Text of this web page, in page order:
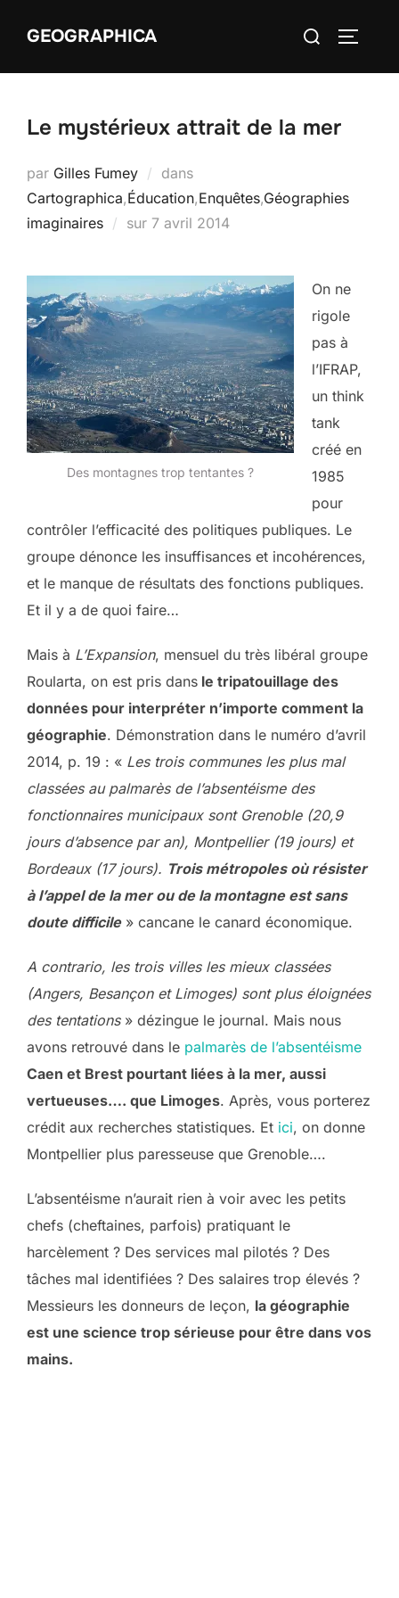
GEOGRAPHICA Rechercher :
Le mystérieux attrait de la mer
par Gilles Fumey
dans
Cartographica,Éducation,Enquêtes,Géographies
imaginaires
sur Publié
7 avril 2014
Des montagnes trop tentantes ?
On ne
rigole
pas à
l’IFRAP,
un think
tank
créé en
1985
pour
contrôler l’efficacité des politiques publiques. Le
groupe dénonce les insuffisances et incohérences,
et le manque de résultats des fonctions publiques.
Et il y a de quoi faire…
Mais à L’Expansion, mensuel du très libéral groupe
Roularta, on est pris dans le tripatouillage des
données pour interpréter n’importe comment la
géographie. Démonstration dans le numéro d’avril
2014, p. 19 : « Les trois communes les plus mal
classées au palmarès de l’absentéisme des
fonctionnaires municipaux sont Grenoble (20,9
jours d’absence par an), Montpellier (19 jours) et
Bordeaux (17 jours). Trois métropoles où résister
à l’appel de la mer ou de la montagne est sans
doute difficile» cancane le canard économique.
A contrario, les trois villes les mieux classées
(Angers, Besançon et Limoges) sont plus éloignées
des tentations» dézingue le journal. Mais nous
avons retrouvé dans le palmarès de l’absentéisme
Caen et Brest pourtant liées à la mer, aussi
vertueuses…. que Limoges. Après, vous porterez
crédit aux recherches statistiques. Et ici, on donne
Montpellier plus paresseuse que Grenoble….
L’absentéisme n’aurait rien à voir avec les petits
chefs (cheftaines, parfois) pratiquant le
harcèlement ? Des services mal pilotés ? Des
tâches mal identifiées ? Des salaires trop élevés ?
Messieurs les donneurs de leçon, la géographie
est une science trop sérieuse pour être dans vos
mains.